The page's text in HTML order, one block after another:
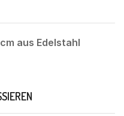
aus Edelstahl